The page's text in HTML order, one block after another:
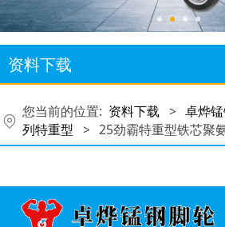
资料下载
您当前的位置: 资料下载 > 卓烨
列特重型 > 25劲霸特重型铁芯聚